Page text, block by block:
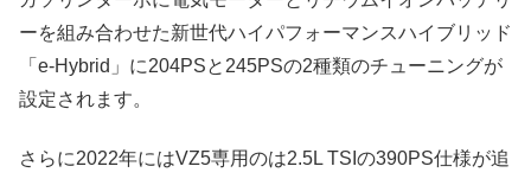
ーを組み合わせた新世代ハイパフォーマンスハイブリッド
「e-Hybrid」に204PSと245PSの2種類のチューニングが
設定されます。
さらに2022年にはVZ5専用のは2.5L TSIの390PS仕様が追